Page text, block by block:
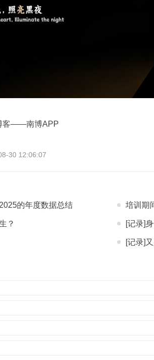
客——南博APP
30 12:06:07
的年度数据总结 培训期
？ [记录]
[记录]